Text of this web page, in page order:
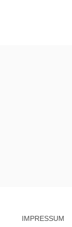
IMPRESSUM